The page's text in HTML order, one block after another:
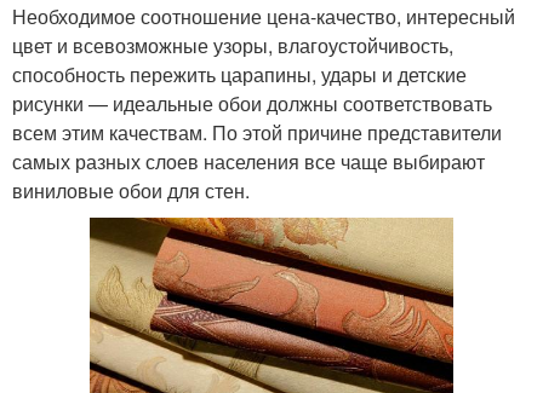
Необходимое соотношение цена-качество, интересный
цвет и всевозможные узоры, влагоустойчивость,
способность пережить царапины, удары и детские
рисунки — идеальные обои должны соответствовать
всем этим качествам. По этой причине представители
самых разных слоев населения все чаще выбирают
виниловые обои для стен.